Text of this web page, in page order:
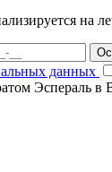
на
данных